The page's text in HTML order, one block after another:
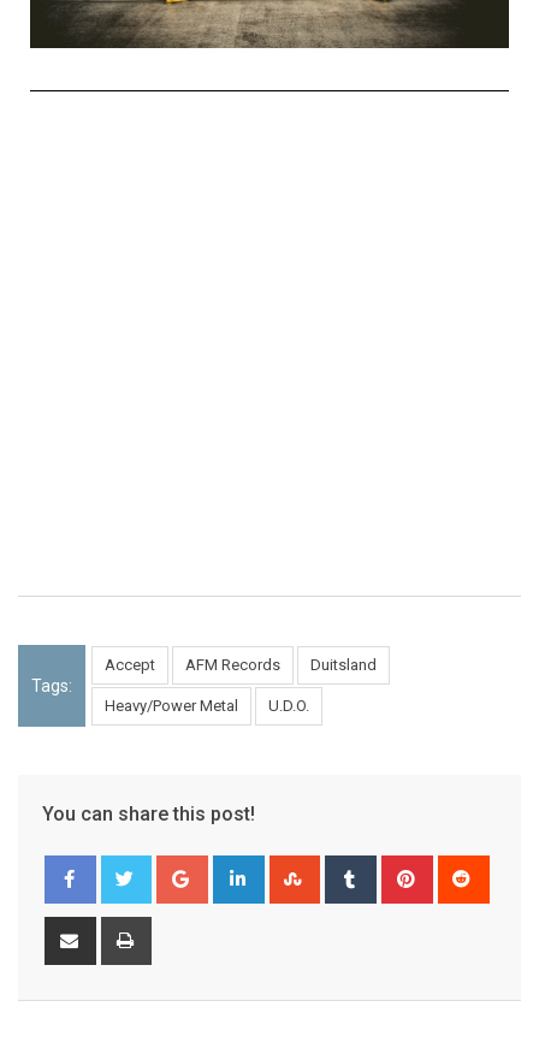
Tags:
Accept AFM Records Duitsland
Heavy/Power Metal U.D.O.
You can share this post!